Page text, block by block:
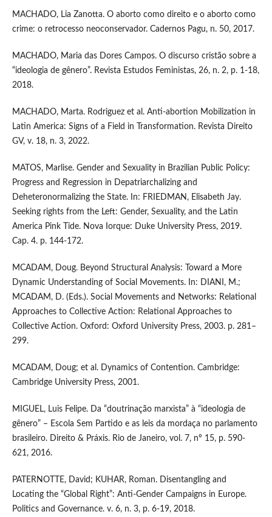
MACHADO, Lia Zanotta. O aborto como direito e o aborto como
crime: o retrocesso neoconservador. Cadernos Pagu, n. 50, 2017.
MACHADO, Maria das Dores Campos. O discurso cristão sobre a
“ideologia de gênero”. Revista Estudos Feministas, 26, n. 2, p. 1-18,
2018.
MACHADO, Marta. Rodriguez et al. Anti-abortion Mobilization in
Latin America: Signs of a Field in Transformation. Revista Direito
GV, v. 18, n. 3, 2022.
MATOS, Marlise. Gender and Sexuality in Brazilian Public Policy:
Progress and Regression in Depatriarchalizing and
Deheteronormalizing the State. In: FRIEDMAN, Elisabeth Jay.
Seeking rights from the Left: Gender, Sexuality, and the Latin
America Pink Tide. Nova Iorque: Duke University Press, 2019.
Cap. 4. p. 144-172.
MCADAM, Doug. Beyond Structural Analysis: Toward a More
Dynamic Understanding of Social Movements. In: DIANI, M.;
MCADAM, D. (Eds.). Social Movements and Networks: Relational
Approaches to Collective Action: Relational Approaches to
Collective Action. Oxford: Oxford University Press, 2003. p. 281–
299.
MCADAM, Doug; et al. Dynamics of Contention. Cambridge:
Cambridge University Press, 2001.
MIGUEL, Luis Felipe. Da “doutrinação marxista” à “ideologia de
gênero” – Escola Sem Partido e as leis da mordaça no parlamento
brasileiro. Direito & Práxis. Rio de Janeiro, vol. 7, nº 15, p. 590-
621, 2016.
PATERNOTTE, David; KUHAR, Roman. Disentangling and
Locating the “Global Right”: Anti-Gender Campaigns in Europe.
Politics and Governance. v. 6, n. 3, p. 6-19, 2018.